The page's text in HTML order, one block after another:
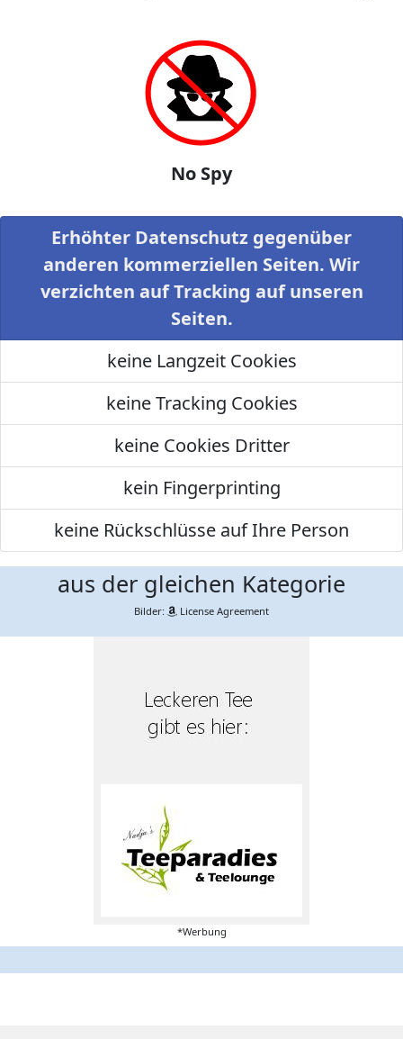
No Spy
Erhöhter Datenschutz gegenüber
anderen kommerziellen Seiten. Wir
verzichten auf Tracking auf unseren
Seiten.
keine Langzeit Cookies
keine Tracking Cookies
keine Cookies Dritter
kein Fingerprinting
keine Rückschlüsse auf Ihre Person
aus der gleichen Kategorie
Bilder: License Agreement
*Werbung